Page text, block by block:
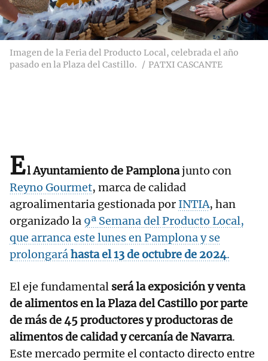
Imagen de la Feria del Producto Local, celebrada el año
pasado en la Plaza del Castillo.
PATXI CASCANTE
El Ayuntamiento de Pamplonajunto con
Reyno Gourmet, marca de calidad
agroalimentaria gestionada por INTIA, han
organizado la 9ª Semana del Producto Local,
que arranca este lunes en Pamplona y se
prolongaráhasta el 13 de octubre de 2024.
El eje fundamental será la exposición y venta
de alimentos en la Plaza del Castillo por parte
de más de 45 productores y productoras de
alimentos de calidad y cercanía de Navarra.
Este mercado permite el contacto directo entre